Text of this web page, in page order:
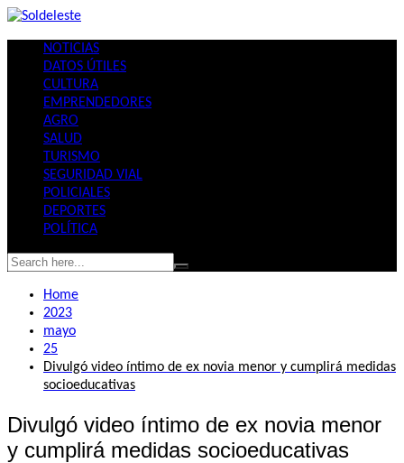
Skip
contentNOTICIAS
DATOS ÚTILES
CULTURA
EMPRENDEDORES
AGRO
SALUD
TURISMO
SEGURIDAD VIAL
POLICIALES
DEPORTES
POLÍTICA
Home
2023
mayo
25
Divulgó video íntimo de ex novia menor y cumplirá medidas
socioeducativas
Divulgó video íntimo de ex novia menor
y cumplirá medidas socioeducativas